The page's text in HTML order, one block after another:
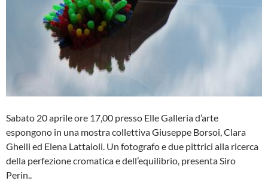
Sabato 20 aprile ore 17,00 presso Elle Galleria d’arte
espongono in una mostra collettiva Giuseppe Borsoi, Clara
Ghelli ed Elena Lattaioli. Un fotografo e due pittrici alla ricerca
della perfezione cromatica e dell’equilibrio, presenta Siro
Perin..